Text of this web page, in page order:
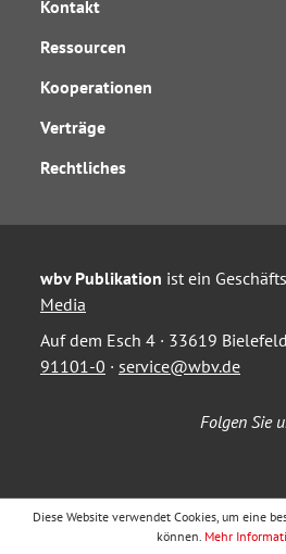
Kontakt
Ressourcen
Kooperationen
Verträge
Rechtliches
wbv Publikation ist ein
Media
Auf dem Esch 4 · 33619
91101-0 · service@wbv.de
Folgen Sie
Diese Website verwendet Cookies, um eine
können. Mehr